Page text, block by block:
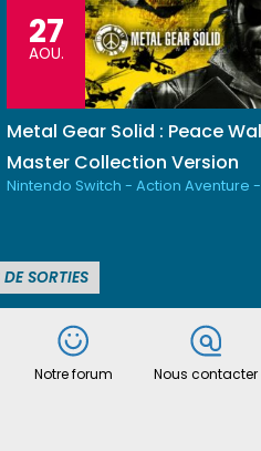
27
AOU.
Metal Gear Solid : Peace
Master Collection Version
Nintendo Switch - Action Aventure
SORTIES
Notre forum Nous contacter